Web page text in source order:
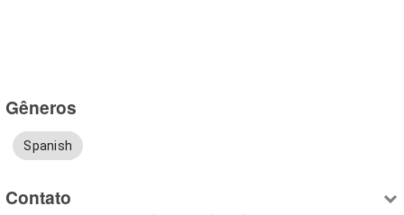
Gêneros
Spanish
Contato